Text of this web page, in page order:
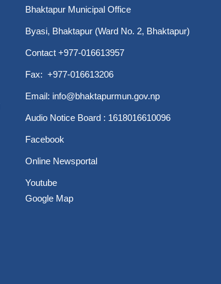
Bhaktapur Municipal Office
Byasi, Bhaktapur (Ward No. 2, Bhaktapur)
Contact +977-016613957
Fax: +977-016613206
Email: info@bhaktapurmun.gov.np
Audio Notice Board : 1618016610096
Facebook
Online Newsportal
Youtube
Google Map